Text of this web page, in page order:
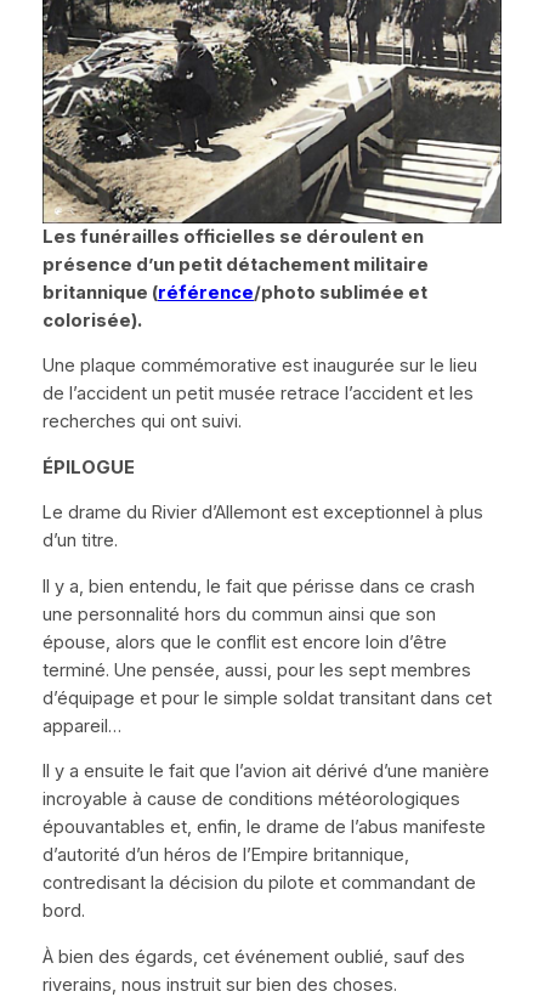
Les funérailles officielles se déroulent en
présence d’un petit détachement militaire
britannique (référence/photo sublimée et
colorisée).
Une plaque commémorative est inaugurée sur le lieu
de l’accident un petit musée retrace l’accident et les
recherches qui ont suivi.
ÉPILOGUE
Le drame du Rivier d’Allemont est exceptionnel à plus
d’un titre.
Il y a, bien entendu, le fait que périsse dans ce crash
une personnalité hors du commun ainsi que son
épouse, alors que le conflit est encore loin d’être
terminé. Une pensée, aussi, pour les sept membres
d’équipage et pour le simple soldat transitant dans cet
appareil…
Il y a ensuite le fait que l’avion ait dérivé d’une manière
incroyable à cause de conditions météorologiques
épouvantables et, enfin, le drame de l’abus manifeste
d’autorité d’un héros de l’Empire britannique,
contredisant la décision du pilote et commandant de
bord.
À bien des égards, cet événement oublié, sauf des
riverains, nous instruit sur bien des choses.